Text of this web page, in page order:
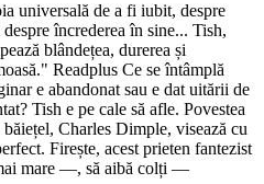
universală de a fi iubit, despre
încrederea în sine... Tish,
blândețea, durerea și
Readplus Ce se întâmplă
e abandonat sau e dat uitării de
Tish e pe cale să afle. Povestea
Charles Dimple, visează cu
Firește, acest prieten fantezist
mare —, să aibă colți —